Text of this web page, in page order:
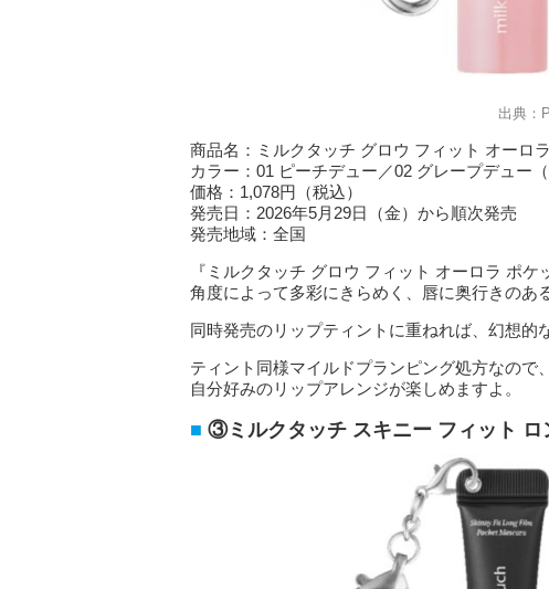
出典：
商品名：ミルクタッチ グロウ フィット オーロ
カラー：01 ピーチデュー／02 グレープデュー（
価格：1,078円（税込）
発売日：2026年5月29日（金）から順次発売
発売地域：全国
『ミルクタッチ グロウ フィット オーロラ ポ
角度によって多彩にきらめく、唇に奥行きの
同時発売のリップティントに重ねれば、幻想的
ティント同様マイルドプランピング処方なので
自分好みのリップアレンジが楽しめますよ。
③ミルクタッチ スキニー フィット ロ